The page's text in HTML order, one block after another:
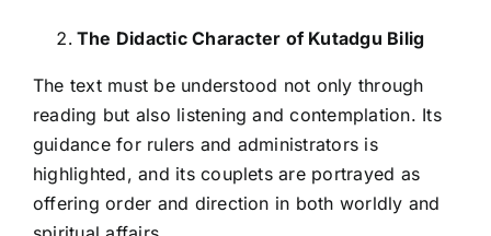
The Didactic Character of Kutadgu Bilig
The text must be understood not only through
reading but also listening and contemplation. Its
guidance for rulers and administrators is
highlighted, and its couplets are portrayed as
offering order and direction in both worldly and